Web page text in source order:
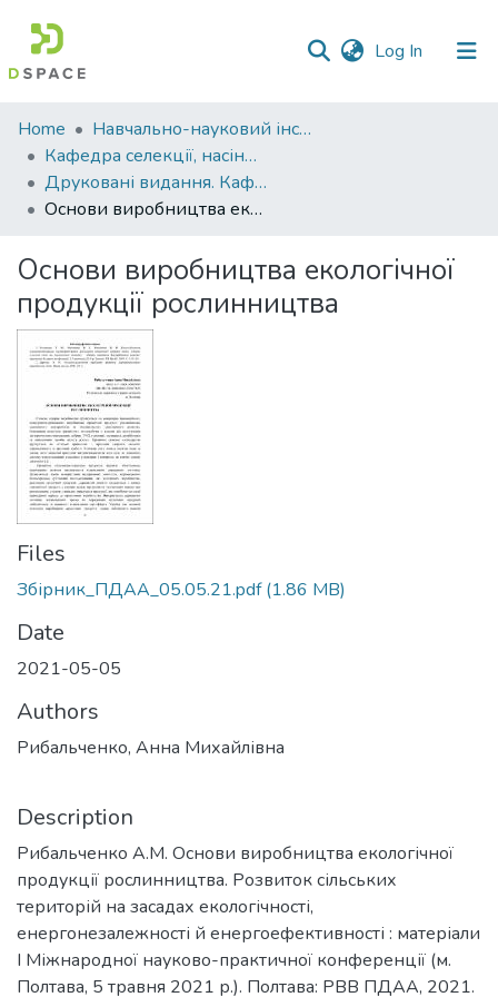
Log In (current)
Communities
&
Collections
Statistics
Home
Навчально-науковий інститут агротехнологій, селекції та екології
Кафедра селекції, насінництва і генетики
Друковані видання. Кафедра селекції, насінництва і генетики
Основи виробництва екологічної продукції рослинництва
Основи виробництва екологічної
продукції рослинництва
Files
Збірник_ПДАА_05.05.21.pdf(1.86 MB)
Date
2021-05-05
Authors
Рибальченко, Анна Михайлівна
Description
Рибальченко А.М. Основи виробництва екологічної
продукції рослинництва. Розвиток сільських
територій на засадах екологічності,
енергонезалежності й енергоефективності : матеріали
І Міжнародної науково-практичної конференції (м.
Полтава, 5 травня 2021 р.). Полтава: РВВ ПДАА, 2021.